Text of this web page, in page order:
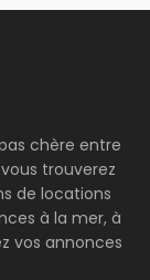
chère entre
trouverez
de locations
à la mer, à
vos annonces